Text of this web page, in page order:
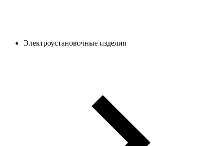
Электроустановочные изделия